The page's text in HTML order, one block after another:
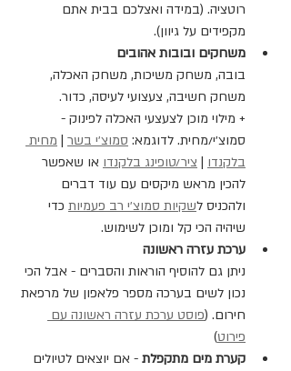
רוטציה. (במידה ואצלכם בבית אתם
מקפידים על גיוון).
משחקים ובובות אהובים
בובה, משחק משיכות, משחק האכלה,
משחק חשיבה, צעצועי לעיסה, כדור.
+ מילוי מוכן לצעצעי האכלה לפינוק -
סמוצ׳י/מחית. לדוגמא: סמוצ׳י בשר | מחית
בלקנדו | ציר/טופינג בלקנדו או שאפשר
להכין מראש מיקסים עם עוד דברים
ולהכניס לשקיות סמוצ׳י רב פעמיות כדי
שיהיה הכי קל ומוכן לשימוש.
ערכת עזרה ראשונה
ניתן גם להוסיף הוראות והסברים - אבל הכי
נכון לשים בערכה מספר פלאפון של מרפאת
חירום. (פוסט ערכת עזרה ראשונה עם
פירוט)
קערת מים מתקפלת - אם יוצאים לטיולים